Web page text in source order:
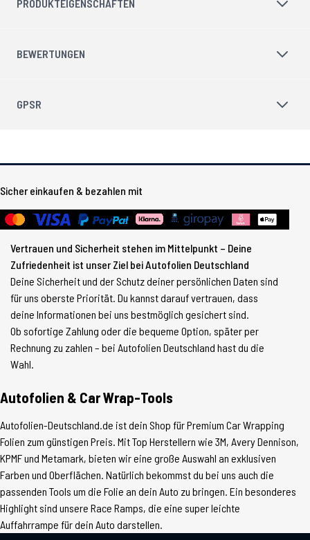
PRODUKTEIGENSCHAFTEN
BEWERTUNGEN
GPSR
Sicher einkaufen & bezahlen mit
Vertrauen und Sicherheit stehen im Mittelpunkt – Deine
Zufriedenheit ist unser Ziel bei Autofolien Deutschland
Deine Sicherheit und der Schutz deiner persönlichen Daten sind
für uns oberste Priorität. Du kannst darauf vertrauen, dass
deine Informationen bei uns bestmöglich gesichert sind.
Ob sofortige Zahlung oder die bequeme Option, später per
Rechnung zu zahlen – bei Autofolien Deutschland hast du die
Wahl.
Autofolien & Car Wrap-Tools
Autofolien-Deutschland.de ist dein Shop für Premium Car Wrapping
Folien zum günstigen Preis. Mit Top Herstellern wie 3M, Avery Dennison,
KPMF und Metamark, bieten wir eine große Auswahl an exklusiven
Farben und Oberflächen. Natürlich bekommst du bei uns auch die
passenden Tools um die Folie an dein Auto zu bringen. Ein besonderes
Highlight sind unsere Race Ramps, die eine super leichte
Auffahrrampe für dein Auto darstellen.